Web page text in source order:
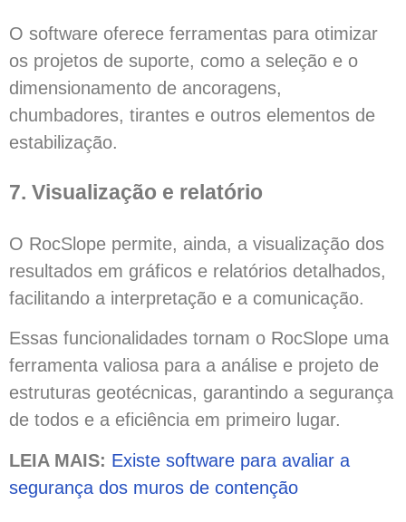
O software oferece ferramentas para otimizar
os projetos de suporte, como a seleção e o
dimensionamento de ancoragens,
chumbadores, tirantes e outros elementos de
estabilização.
7. Visualização e relatório
O RocSlope permite, ainda, a visualização dos
resultados em gráficos e relatórios detalhados,
facilitando a interpretação e a comunicação.
Essas funcionalidades tornam o RocSlope uma
ferramenta valiosa para a análise e projeto de
estruturas geotécnicas, garantindo a segurança
de todos e a eficiência em primeiro lugar.
LEIA MAIS: Existe software para avaliar a
segurança dos muros de contenção